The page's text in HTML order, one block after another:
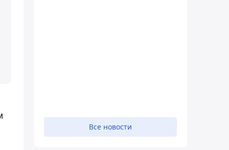
Все новости